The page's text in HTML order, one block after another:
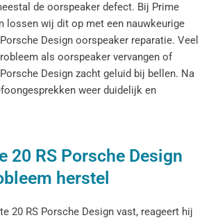
de oorspeaker defect. Bij Prime
lossen wij dit op met een nauwkeurige
Design oorspeaker reparatie. Veel
als oorspeaker vervangen of
Design zacht geluid bij bellen. Na
weer duidelijk en
20 RS Porsche Design
herstel
20 RS Porsche Design vast, reageert hij